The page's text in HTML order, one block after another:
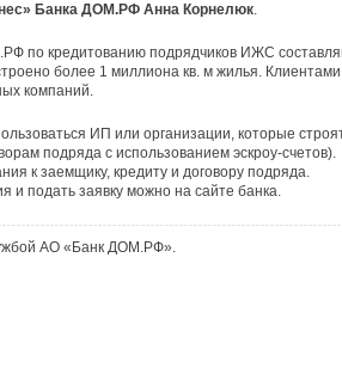
Банка ДОМ.РФ Анна Корнелюк.
по кредитованию подрядчиков ИЖС
более 1 миллиона кв. м жилья. Клиентами
компаний.
ИП или организации, которые
подряда с использованием эскроу-счетов).
к заемщику, кредиту и договору подряда.
и подать заявку можно на сайте банка.
АО «Банк ДОМ.РФ».